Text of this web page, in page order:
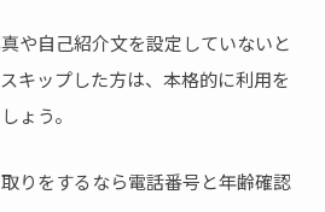
や自己紹介文を設定していないと
キップした方は、本格的に利用を
ょう。
りをするなら電話番号と年齢確認